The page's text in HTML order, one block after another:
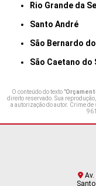
Rio Grande da
Santo André
São Bernardo
São Caetano do
O conteúdo do texto "
direito reservado. Sua
a autorização do autor. Crime